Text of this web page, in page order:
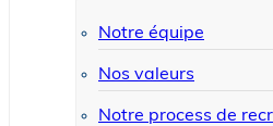
Notre équipe
Nos valeurs
Notre process de